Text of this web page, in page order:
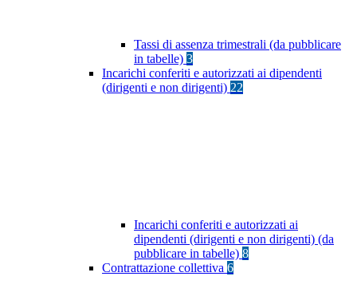
Tassi di assenza trimestrali (da pubblicare
in tabelle) 3
Incarichi conferiti e autorizzati ai dipendenti
(dirigenti e non dirigenti) 22
Incarichi conferiti e autorizzati ai
dipendenti (dirigenti e non dirigenti) (da
pubblicare in tabelle) 8
Contrattazione collettiva 6